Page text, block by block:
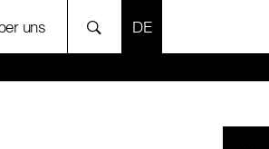
uns SPRACHE